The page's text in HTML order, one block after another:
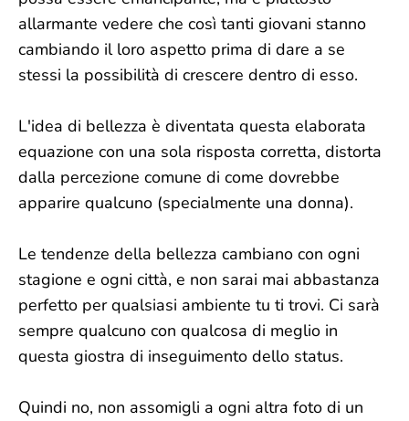
allarmante vedere che così tanti giovani stanno
cambiando il loro aspetto prima di dare a se
stessi la possibilità di crescere dentro di esso.
L'idea di bellezza è diventata questa elaborata
equazione con una sola risposta corretta, distorta
dalla percezione comune di come dovrebbe
apparire qualcuno (specialmente una donna).
Le tendenze della bellezza cambiano con ogni
stagione e ogni città, e non sarai mai abbastanza
perfetto per qualsiasi ambiente tu ti trovi. Ci sarà
sempre qualcuno con qualcosa di meglio in
questa giostra di inseguimento dello status.
Quindi no, non assomigli a ogni altra foto di un